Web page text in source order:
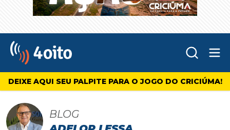
4oito
DEIXE AQUI SEU PALPITE PARA O JOGO DO CRICIÚMA!
BLOG